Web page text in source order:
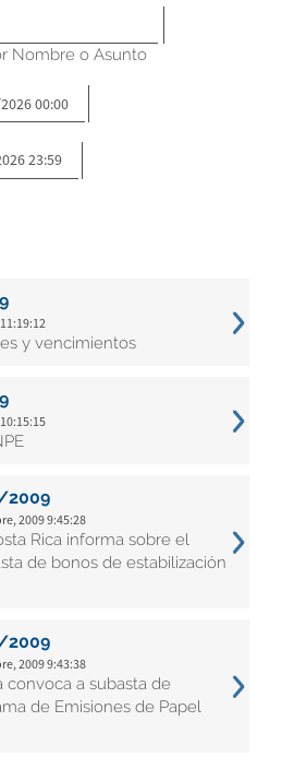
Nombre o Asunto
y vencimientos
2009
2009 9:45:28
Rica informa sobre el
de bonos de estabilización
2009
2009 9:43:38
convoca a subasta de
de Emisiones de Papel